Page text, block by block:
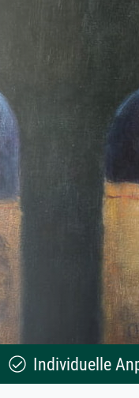
Individuelle